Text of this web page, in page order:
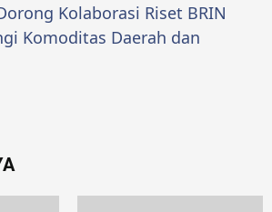
Kolaborasi Riset BRIN
Komoditas Daerah dan